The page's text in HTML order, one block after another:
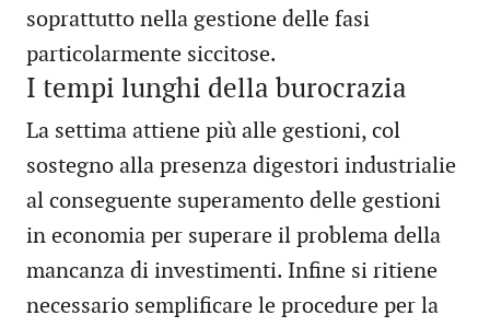
soprattutto nella gestione delle fasi
particolarmente siccitose.
I tempi lunghi della burocrazia
La settima attiene più alle gestioni, col
sostegno alla presenza digestori industrialie
al conseguente superamento delle gestioni
in economia per superare il problema della
mancanza di investimenti. Infine si ritiene
necessario semplificare le procedure per la